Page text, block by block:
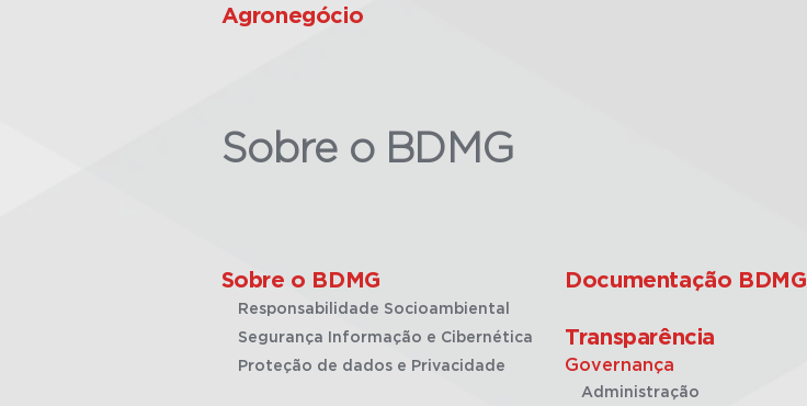
Agronegócio
Sobre o BDMG
Sobre o BDMG
Responsabilidade Socioambiental
Segurança Informação e Cibernética
Proteção de dados e Privacidade
Documentação BDMG
Transparência
Governança
Administração